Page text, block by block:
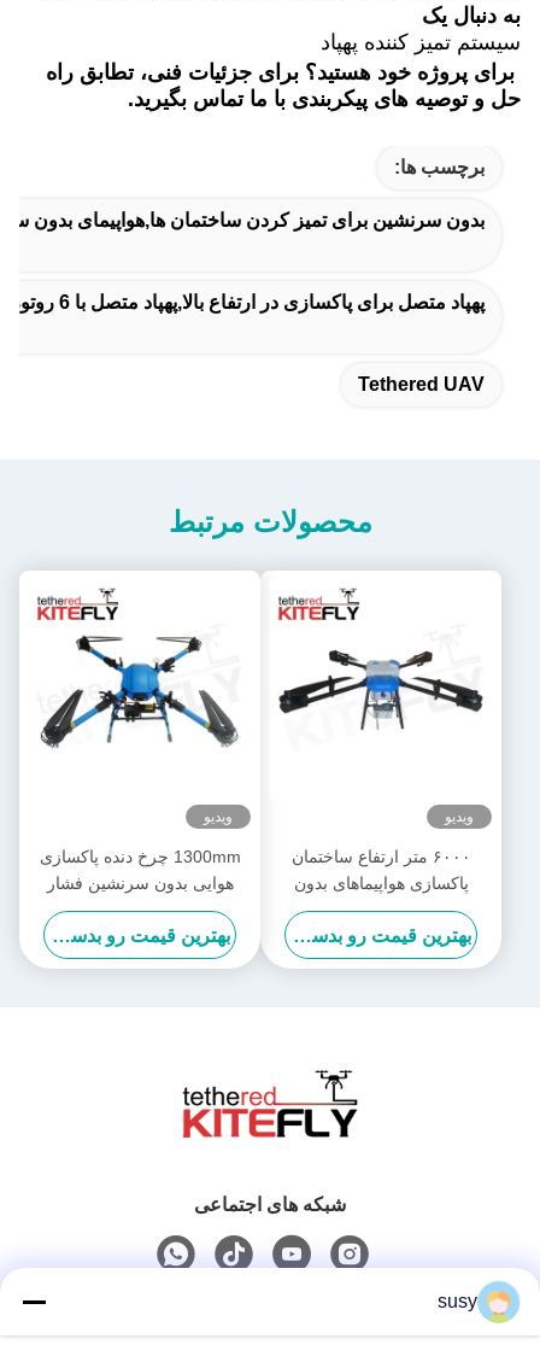
به دنبال یک
سیستم تمیز کننده پهپاد
برای پروژه خود هستید؟ برای جزئیات فنی، تطابق راه
حل و توصیه های پیکربندی با ما تماس بگیرید.
برچسب ها:
بدون سرنشین برای تمیز کردن ساختمان ها,هواپیمای بدون
پهپاد متصل برای پاکسازی در ارتفاع بالا,پهپاد متصل با 6 روتور,پهپاد بدون سرنشین متصل با 6 روتور
Tethered UAV
محصولات مرتبط
ویدیو
۶۰۰۰ متر ارتفاع ساختمان
پاکسازی هواپیماهای بدون
سرنشین قدرت شستن
هواپیماهای بدون سرنشین SF-
90X-150 بادبادک
بهترین قیمت رو بدست بیار
ویدیو
1300mm چرخ دنده پاکسازی
هوایی بدون سرنشین فشار
شستشوی بدون سرنشین زمان
پرواز طولانی SF-90X-110
بادبادک
بهترین قیمت رو بدست بیار
شبکه های اجتماعی
susy